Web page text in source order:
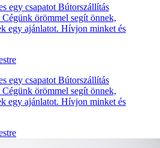
egy csapatot Bútorszállítás
Cégünk örömmel segít önnek,
egy ajánlatot. Hívjon minket és
egy csapatot Bútorszállítás
Cégünk örömmel segít önnek,
egy ajánlatot. Hívjon minket és